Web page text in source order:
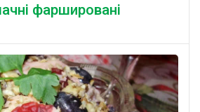
фаршировані